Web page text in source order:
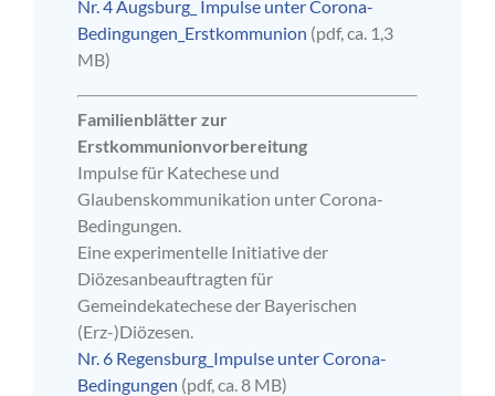
Nr. 4 Augsburg_ Impulse unter Corona-
Bedingungen_Erstkommunion (pdf, ca. 1,3
MB)
Familienblätter zur
Erstkommunionvorbereitung
Impulse für Katechese und
Glaubenskommunikation unter Corona-
Bedingungen.
Eine experimentelle Initiative der
Diözesanbeauftragten für
Gemeindekatechese der Bayerischen
(Erz-)Diözesen.
Nr. 6 Regensburg_Impulse unter Corona-
Bedingungen (pdf, ca. 8 MB)